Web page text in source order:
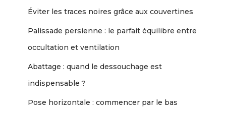
Éviter les traces noires grâce aux couvertines
Palissade persienne : le parfait équilibre entre
occultation et ventilation
Abattage : quand le dessouchage est
indispensable ?
Pose horizontale : commencer par le bas